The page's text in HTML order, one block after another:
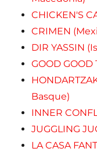
CHICKEN'S
CRIMEN
DIR YASSIN
GOOD GOOD
Basque)
INNER
JUGGLING
LA CASA